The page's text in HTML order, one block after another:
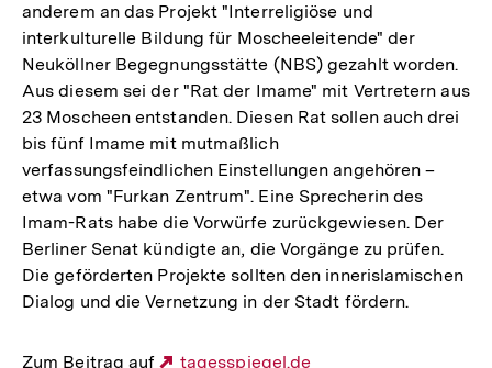
anderem an das Projekt "Interreligiöse und
interkulturelle Bildung für Moscheeleitende" der
Neuköllner Begegnungsstätte (NBS) gezahlt worden.
Aus diesem sei der "Rat der Imame" mit Vertretern aus
23 Moscheen entstanden. Diesen Rat sollen auch drei
bis fünf Imame mit mutmaßlich
verfassungsfeindlichen Einstellungen angehören –
etwa vom "Furkan Zentrum". Eine Sprecherin des
Imam-Rats habe die Vorwürfe zurückgewiesen. Der
Berliner Senat kündigte an, die Vorgänge zu prüfen.
Die geförderten Projekte sollten den innerislamischen
Dialog und die Vernetzung in der Stadt fördern.
Zum Beitrag auf
Externer
tagesspiegel.de